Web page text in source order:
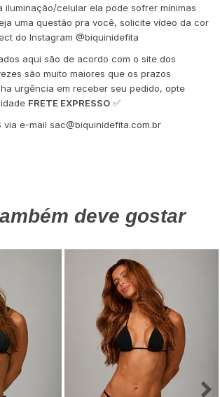
iluminação/celular ela pode sofrer mínimas
uma questão pra você, solicite vídeo da cor
do Instagram @biquinidefita
aqui são de acordo com o site dos
são muito maiores que os prazos
urgência em receber seu pedido, opte
FRETE EXPRESSO ✅
via e-mail sac@biquinidefita.com.br
deve gostar